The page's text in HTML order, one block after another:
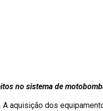
no sistema de
aquisição dos